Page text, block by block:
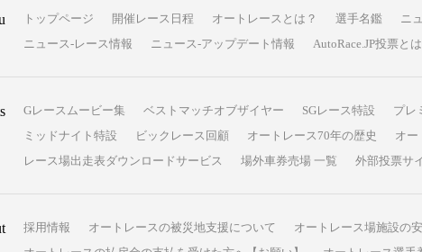
トップページ 開催レース日程 オートレースとは？ 選手名鑑 ニ
ニュース-レース情報
ニュース-アップデート情報 AutoRace.JP投票と
Gレースムービー集 ベストマッチオブザイヤー SGレース特設 プレ
ミッドナイト特設
ビックレース回顧 オートレース70年の歴史 オー
レース場出走表ダウンロードサービス
場外車券売場 一覧 外部投票サ
採用情報 オートレースの被災地支援について
オートレース場施設の